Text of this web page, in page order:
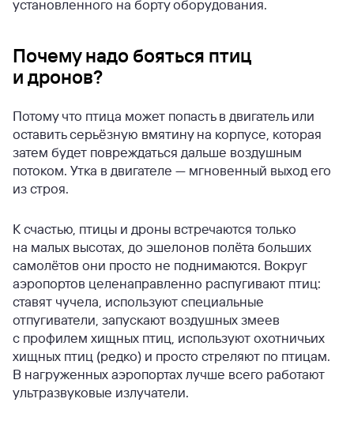
установленного на борту оборудования.
Почему надо бояться птиц
и дронов?
Потому что птица может попасть в двигатель или
оставить серьёзную вмятину на корпусе, которая
затем будет повреждаться дальше воздушным
потоком. Утка в двигателе — мгновенный выход его
из строя.
К счастью, птицы и дроны встречаются только
на малых высотах, до эшелонов полёта больших
самолётов они просто не поднимаются. Вокруг
аэропортов целенаправленно распугивают птиц:
ставят чучела, используют специальные
отпугиватели, запускают воздушных змеев
с профилем хищных птиц, используют охотничьих
хищных птиц (редко) и просто стреляют по птицам.
В нагруженных аэропортах лучше всего работают
ультразвуковые излучатели.